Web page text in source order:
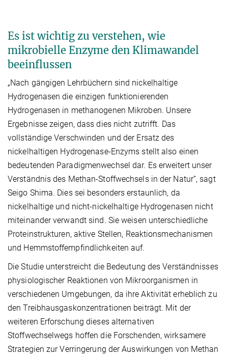
Es ist wichtig zu verstehen, wie
mikrobielle Enzyme den Klimawandel
beeinflussen
„Nach gängigen Lehrbüchern sind nickelhaltige
Hydrogenasen die einzigen funktionierenden
Hydrogenasen in methanogenen Mikroben. Unsere
Ergebnisse zeigen, dass dies nicht zutrifft. Das
vollständige Verschwinden und der Ersatz des
nickelhaltigen Hydrogenase-Enzyms stellt also einen
bedeutenden Paradigmenwechsel dar. Es erweitert unser
Verständnis des Methan-Stoffwechsels in der Natur“, sagt
Seigo Shima. Dies sei besonders erstaunlich, da
nickelhaltige und nicht-nickelhaltige Hydrogenasen nicht
miteinander verwandt sind. Sie weisen unterschiedliche
Proteinstrukturen, aktive Stellen, Reaktionsmechanismen
und Hemmstoffempfindlichkeiten auf.
Die Studie unterstreicht die Bedeutung des Verständnisses
physiologischer Reaktionen von Mikroorganismen in
verschiedenen Umgebungen, da ihre Aktivität erheblich zu
den Treibhausgaskonzentrationen beiträgt. Mit der
weiteren Erforschung dieses alternativen
Stoffwechselwegs hoffen die Forschenden, wirksamere
Strategien zur Verringerung der Auswirkungen von Methan